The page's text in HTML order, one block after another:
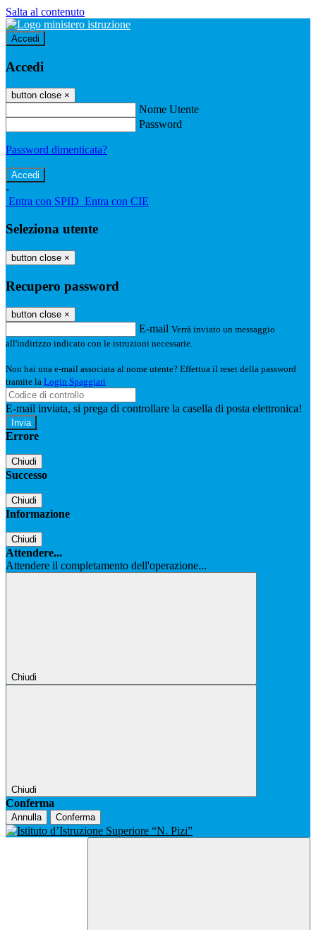
Salta al contenuto
Accedi
Accedi
button close ×
Nome Utente
Password
Password dimenticata?
-
Entra con SPID Entra con CIE
Seleziona utente
button close ×
Recupero password
button close ×
E-mail Verrà inviato un messaggio
all'indirizzo indicato con le istruzioni necessarie.
Non hai una e-mail associata al nome utente? Effettua il reset della password
tramite la Login Spaggiari
E-mail inviata, si prega di controllare la casella di posta elettronica!
Errore
Chiudi
Successo
Chiudi
Informazione
Chiudi
Attendere...
Attendere il completamento dell'operazione...
Chiudi
Chiudi
Conferma
Annulla Conferma